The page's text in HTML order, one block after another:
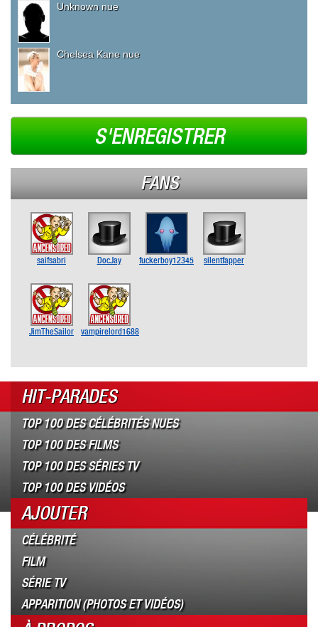
Unknown nue
Chelsea Kane nue
S'ENREGISTRER
FANS
saifsabri DocJay fuckerboy12345 silentfapper
JimTheSailor vampirelord1688
HIT-PARADES
TOP 100 DES CÉLÉBRITÉS NUES
TOP 100 DES FILMS
TOP 100 DES SÉRIES TV
TOP 100 DES VIDÉOS
AJOUTER
CÉLÉBRITÉ
FILM
SÉRIE TV
APPARITION (PHOTOS ET VIDÉOS)